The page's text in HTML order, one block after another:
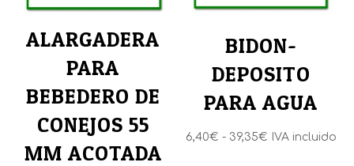
ALARGADERA
PARA
BEBEDERO DE
CONEJOS 55
MM ACOTADA
BIDON-
DEPOSITO
PARA AGUA
6,40€ - 39,35€Rango
IVA incluido